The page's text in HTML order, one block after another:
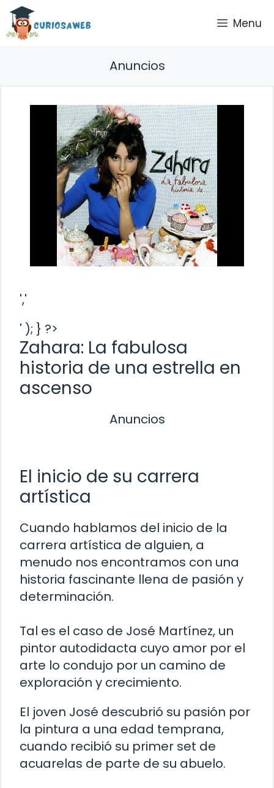
Saltar
contenido
Menu
Anuncios
','
' ); } ?>
Zahara: La fabulosa
historia de una estrella en
ascenso
Anuncios
El inicio de su carrera
artística
Cuando hablamos del inicio de la
carrera artística de alguien, a
menudo nos encontramos con una
historia fascinante llena de pasión y
determinación.
Tal es el caso de José Martínez, un
pintor autodidacta cuyo amor por el
arte lo condujo por un camino de
exploración y crecimiento.
El joven José descubrió su pasión por
la pintura a una edad temprana,
cuando recibió su primer set de
acuarelas de parte de su abuelo.